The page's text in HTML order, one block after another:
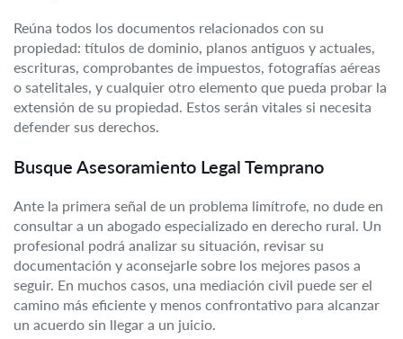
Reúna todos los documentos relacionados con su
propiedad: títulos de dominio, planos antiguos y actuales,
escrituras, comprobantes de impuestos, fotografías aéreas
o satelitales, y cualquier otro elemento que pueda probar la
extensión de su propiedad. Estos serán vitales si necesita
defender sus derechos.
Busque Asesoramiento Legal Temprano
Ante la primera señal de un problema limítrofe, no dude en
consultar a un abogado especializado en derecho rural. Un
profesional podrá analizar su situación, revisar su
documentación y aconsejarle sobre los mejores pasos a
seguir. En muchos casos, una mediación civil puede ser el
camino más eficiente y menos confrontativo para alcanzar
un acuerdo sin llegar a un juicio.